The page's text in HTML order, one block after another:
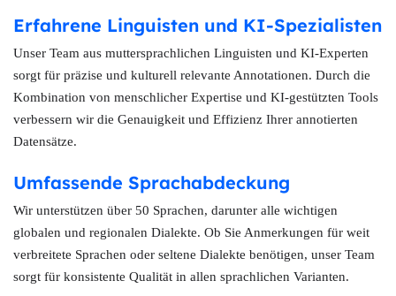
Erfahrene Linguisten und KI-Spezialisten
Unser Team aus muttersprachlichen Linguisten und KI-Experten
sorgt für präzise und kulturell relevante Annotationen. Durch die
Kombination von menschlicher Expertise und KI-gestützten Tools
verbessern wir die Genauigkeit und Effizienz Ihrer annotierten
Datensätze.
Umfassende Sprachabdeckung
Wir unterstützen über 50 Sprachen, darunter alle wichtigen
globalen und regionalen Dialekte. Ob Sie Anmerkungen für weit
verbreitete Sprachen oder seltene Dialekte benötigen, unser Team
sorgt für konsistente Qualität in allen sprachlichen Varianten.